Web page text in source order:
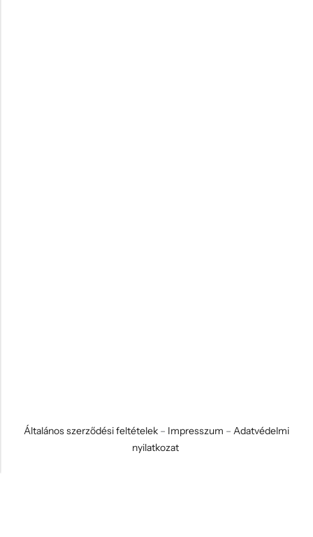
Általános szerződési feltételek – Impresszum – Adatvédelmi
nyilatkozat